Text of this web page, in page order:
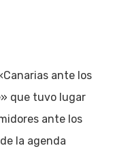
ante los
que tuvo lugar
ante los
la agenda